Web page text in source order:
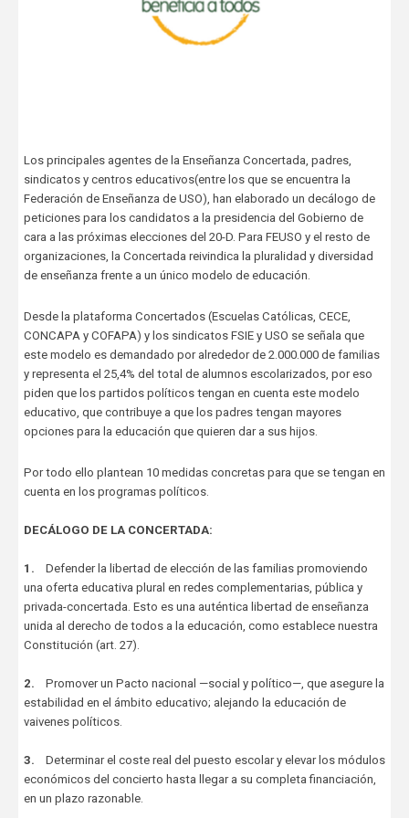
Los principales agentes de la Enseñanza Concertada, padres,
sindicatos y centros educativos(entre los que se encuentra la
Federación de Enseñanza de USO), han elaborado un decálogo de
peticiones para los candidatos a la presidencia del Gobierno de
cara a las próximas elecciones del 20-D. Para FEUSO y el resto de
organizaciones, la Concertada reivindica la pluralidad y diversidad
de enseñanza frente a un único modelo de educación.
Desde la plataforma Concertados (Escuelas Católicas, CECE,
CONCAPA y COFAPA) y los sindicatos FSIE y USO se señala que
este modelo es demandado por alrededor de 2.000.000 de familias
y representa el 25,4% del total de alumnos escolarizados, por eso
piden que los partidos políticos tengan en cuenta este modelo
educativo, que contribuye a que los padres tengan mayores
opciones para la educación que quieren dar a sus hijos.
Por todo ello plantean 10 medidas concretas para que se tengan en
cuenta en los programas políticos.
DECÁLOGO DE LA CONCERTADA:
1.
Defender la libertad de elección de las familias promoviendo
una oferta educativa plural en redes complementarias, pública y
privada-concertada. Esto es una auténtica libertad de enseñanza
unida al derecho de todos a la educación, como establece nuestra
Constitución (art. 27).
2.
Promover un Pacto nacional —social y político—, que asegure la
estabilidad en el ámbito educativo; alejando la educación de
vaivenes políticos.
3.
Determinar el coste real del puesto escolar y elevar los módulos
económicos del concierto hasta llegar a su completa financiación,
en un plazo razonable.